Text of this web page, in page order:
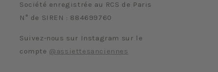
Société enregistrée au RCS de Paris
N° de SIREN : 884699760
Suivez-nous sur Instagram sur le
compte @assiettesanciennes